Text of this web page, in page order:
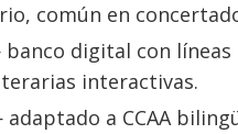
común en
digital con líneas
interactivas.
a CCAA